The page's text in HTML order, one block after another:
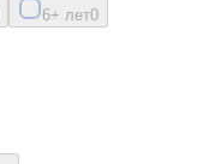
6+ лет0